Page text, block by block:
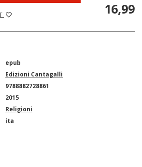
16,99
epub
Edizioni Cantagalli
9788882728861
2015
Religioni
ita